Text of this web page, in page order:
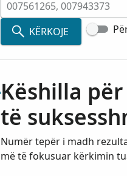
KËRKOJE
Këshilla
të
Numër tepër i madh
më të fokusuar kërkimin